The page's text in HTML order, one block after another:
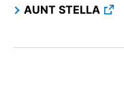
AUNT STELLA